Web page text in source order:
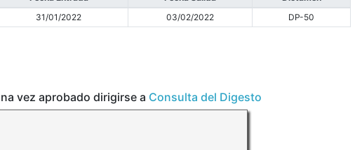
31/01/2022 03/02/2022 DP-50
vez aprobado dirigirse a Consulta del Digesto